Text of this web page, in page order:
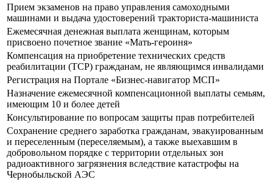
Прием экзаменов на право управления самоходными
машинами и выдача удостоверений тракториста-машиниста
Ежемесячная денежная выплата женщинам, которым
присвоено почетное звание «Мать-героиня»
Компенсация на приобретение технических средств
реабилитации (ТСР) гражданам, не являющимся инвалидами
Регистрация на Портале «Бизнес-навигатор МСП»
Назначение ежемесячной компенсационной выплаты семьям,
имеющим 10 и более детей
Консультирование по вопросам защиты прав потребителей
Сохранение среднего заработка гражданам, эвакуированным
и переселенным (переселяемым), а также выехавшим в
добровольном порядке с территории отдельных зон
радиоактивного загрязнения вследствие катастрофы на
Чернобыльской АЭС